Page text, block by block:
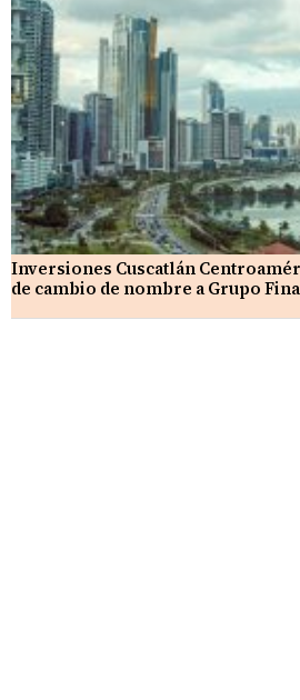
Inversiones Cuscatlán
de cambio de nombre a Grupo